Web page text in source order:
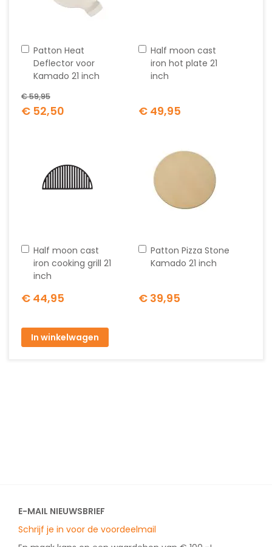
Patton Heat
Deflector voor
Kamado 21 inch
Special
Price
€ 52,50
€ 59,95
In
winkelwagen
Half moon cast
iron hot plate 21
inch
€ 49,95
In
winkelwagen
Half moon cast
iron cooking grill 21
inch
€ 44,95
In
winkelwagen
Patton Pizza Stone
Kamado 21 inch
€ 39,95
In
winkelwagen
In winkelwagen
E-MAIL NIEUWSBRIEF
Schrijf je in voor de voordeelmail